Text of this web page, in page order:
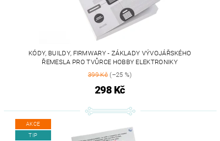
KÓDY, BUILDY, FIRMWARY - ZÁKLADY VÝVOJÁŘSKÉHO
ŘEMESLA PRO TVŮRCE HOBBY ELEKTRONIKY
399 Kč(–25 %)
298 Kč
AKCE
TIP